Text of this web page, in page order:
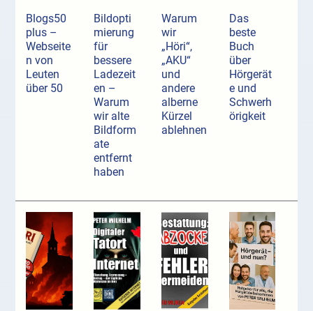
Blogs50
plus –
Webseite
n von
Leuten
über 50
Bildopti
mierung
für
bessere
Ladezeit
en –
Warum
wir alte
Bildform
ate
entfernt
haben
Warum
wir
„Höri“,
„AKU“
und
andere
alberne
Kürzel
ablehnen
Das
beste
Buch
über
Hörgerät
e und
Schwerh
örigkeit